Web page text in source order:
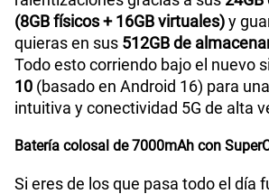
(8GB físicos + 16GB virtuales)y
quieras en sus 512GB de
Todo esto corriendo bajo el nuevo
10 (basado en Android 16) para
intuitiva y conectividad 5G de alta
Batería colosal de 7000mAh con
Si eres de los que pasa todo el día